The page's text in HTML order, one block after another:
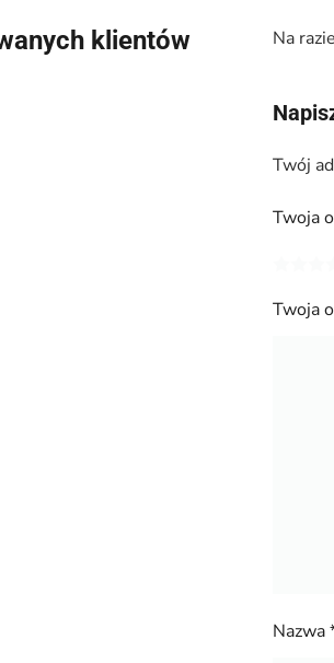
klientów Na
Twój
Twoja
Twoja
Nazwa